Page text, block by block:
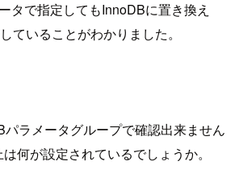
タで指定してもInnoDBに置き換え
ていることがわかりました。
ラメータグループで確認出来ません
何が設定されているでしょうか。